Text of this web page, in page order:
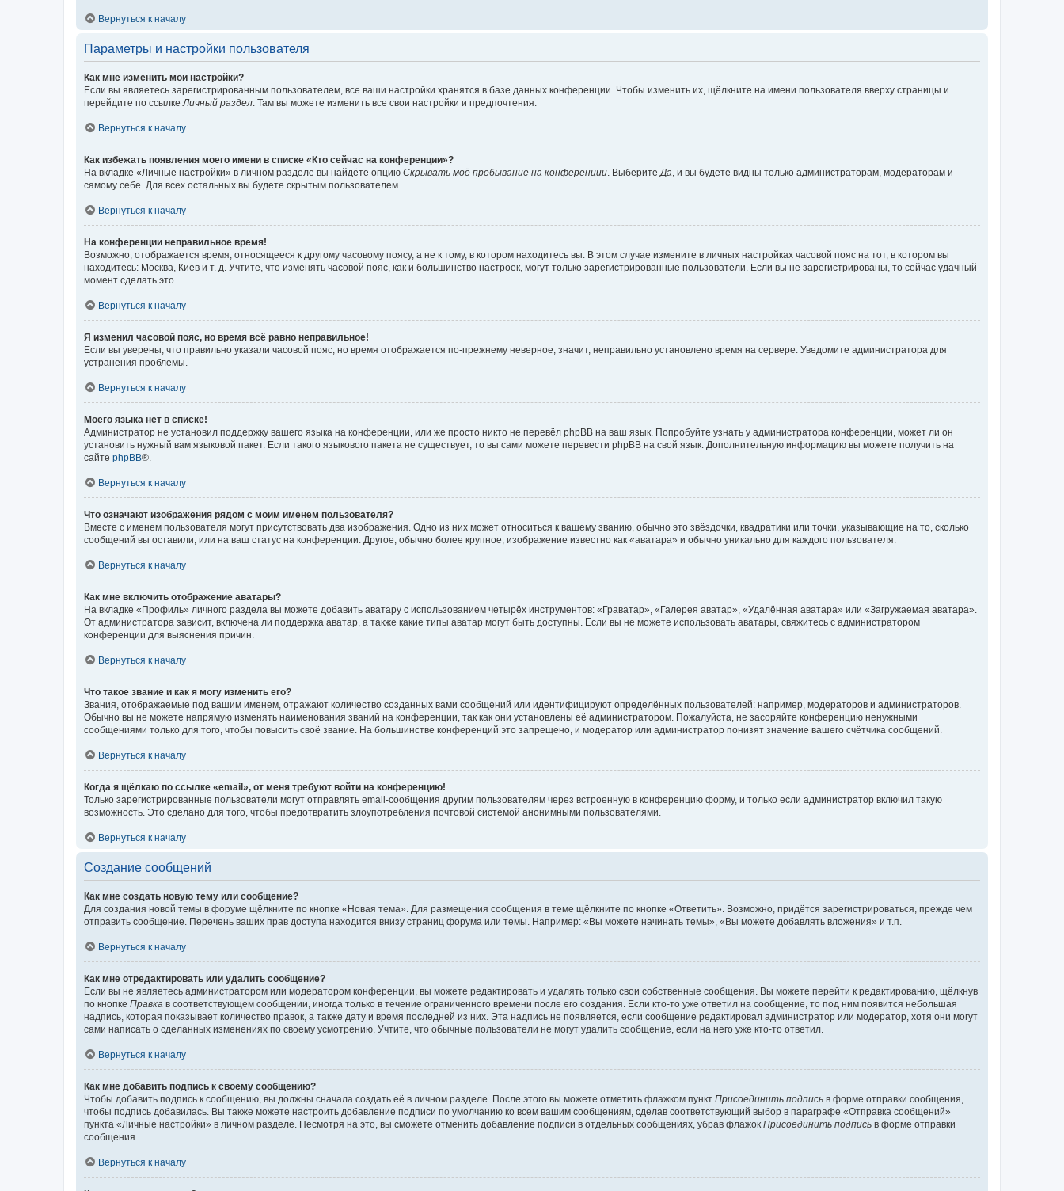
Вернуться к началу
Параметры и настройки пользователя
Как мне изменить мои настройки?
Если вы являетесь зарегистрированным пользователем, все ваши настройки хранятся в базе данных конференции. Чтобы изменить их, щёлкните на имени пользователя вверху страницы и
перейдите по ссылке Личный раздел . Там вы можете изменить все свои настройки и предпочтения.
Вернуться к началу
Как избежать появления моего имени в списке «Кто сейчас на конференции»?
На вкладке «Личные настройки» в личном разделе вы найдёте опцию Скрывать моё пребывание на конференции . Выберите Да , и вы будете видны только администраторам, модераторам и
самому себе. Для всех остальных вы будете скрытым пользователем.
Вернуться к началу
На конференции неправильное время!
Возможно, отображается время, относящееся к другому часовому поясу, а не к тому, в котором находитесь вы. В этом случае измените в личных настройках часовой пояс на тот, в котором вы
находитесь: Москва, Киев и т. д. Учтите, что изменять часовой пояс, как и большинство настроек, могут только зарегистрированные пользователи. Если вы не зарегистрированы, то сейчас удачный
момент сделать это.
Вернуться к началу
Я изменил часовой пояс, но время всё равно неправильное!
Если вы уверены, что правильно указали часовой пояс, но время отображается по-прежнему неверное, значит, неправильно установлено время на сервере. Уведомите администратора для
устранения проблемы.
Вернуться к началу
Моего языка нет в списке!
Администратор не установил поддержку вашего языка на конференции, или же просто никто не перевёл phpBB на ваш язык. Попробуйте узнать у администратора конференции, может ли он
установить нужный вам языковой пакет. Если такого языкового пакета не существует, то вы сами можете перевести phpBB на свой язык. Дополнительную информацию вы можете получить на
сайте phpBB®.
Вернуться к началу
Что означают изображения рядом с моим именем пользователя?
Вместе с именем пользователя могут присутствовать два изображения. Одно из них может относиться к вашему званию, обычно это звёздочки, квадратики или точки, указывающие на то, сколько
сообщений вы оставили, или на ваш статус на конференции. Другое, обычно более крупное, изображение известно как «аватара» и обычно уникально для каждого пользователя.
Вернуться к началу
Как мне включить отображение аватары?
На вкладке «Профиль» личного раздела вы можете добавить аватару с использованием четырёх инструментов: «Граватар», «Галерея аватар», «Удалённая аватара» или «Загружаемая аватара».
От администратора зависит, включена ли поддержка аватар, а также какие типы аватар могут быть доступны. Если вы не можете использовать аватары, свяжитесь с администратором
конференции для выяснения причин.
Вернуться к началу
Что такое звание и как я могу изменить его?
Звания, отображаемые под вашим именем, отражают количество созданных вами сообщений или идентифицируют определённых пользователей: например, модераторов и администраторов.
Обычно вы не можете напрямую изменять наименования званий на конференции, так как они установлены её администратором. Пожалуйста, не засоряйте конференцию ненужными
сообщениями только для того, чтобы повысить своё звание. На большинстве конференций это запрещено, и модератор или администратор понизят значение вашего счётчика сообщений.
Вернуться к началу
Когда я щёлкаю по ссылке «email», от меня требуют войти на конференцию!
Только зарегистрированные пользователи могут отправлять email-сообщения другим пользователям через встроенную в конференцию форму, и только если администратор включил такую
возможность. Это сделано для того, чтобы предотвратить злоупотребления почтовой системой анонимными пользователями.
Вернуться к началу
Создание сообщений
Как мне создать новую тему или сообщение?
Для создания новой темы в форуме щёлкните по кнопке «Новая тема». Для размещения сообщения в теме щёлкните по кнопке «Ответить». Возможно, придётся зарегистрироваться, прежде чем
отправить сообщение. Перечень ваших прав доступа находится внизу страниц форума или темы. Например: «Вы можете начинать темы», «Вы можете добавлять вложения» и т.п.
Вернуться к началу
Как мне отредактировать или удалить сообщение?
Если вы не являетесь администратором или модератором конференции, вы можете редактировать и удалять только свои собственные сообщения. Вы можете перейти к редактированию, щёлкнув
по кнопке Правка в соответствующем сообщении, иногда только в течение ограниченного времени после его создания. Если кто-то уже ответил на сообщение, то под ним появится небольшая
надпись, которая показывает количество правок, а также дату и время последней из них. Эта надпись не появляется, если сообщение редактировал администратор или модератор, хотя они могут
сами написать о сделанных изменениях по своему усмотрению. Учтите, что обычные пользователи не могут удалить сообщение, если на него уже кто-то ответил.
Вернуться к началу
Как мне добавить подпись к своему сообщению?
Чтобы добавить подпись к сообщению, вы должны сначала создать её в личном разделе. После этого вы можете отметить флажком пункт Присоединить подпись в форме отправки сообщения,
чтобы подпись добавилась. Вы также можете настроить добавление подписи по умолчанию ко всем вашим сообщениям, сделав соответствующий выбор в параграфе «Отправка сообщений»
пункта «Личные настройки» в личном разделе. Несмотря на это, вы сможете отменить добавление подписи в отдельных сообщениях, убрав флажок Присоединить подпись в форме отправки
сообщения.
Вернуться к началу